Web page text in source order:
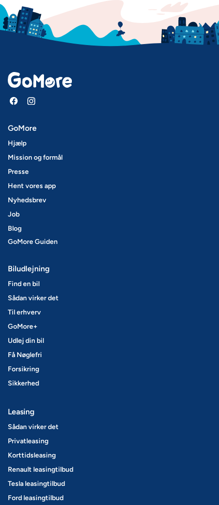
GoMore
Hjælp
Mission og formål
Presse
Hent vores app
Nyhedsbrev
Job
Blog
GoMore Guiden
Biludlejning
Find en bil
Sådan virker det
Til erhverv
GoMore+
Udlej din bil
Få Nøglefri
Forsikring
Sikkerhed
Leasing
Sådan virker det
Privatleasing
Korttidsleasing
Renault leasingtilbud
Tesla leasingtilbud
Ford leasingtilbud